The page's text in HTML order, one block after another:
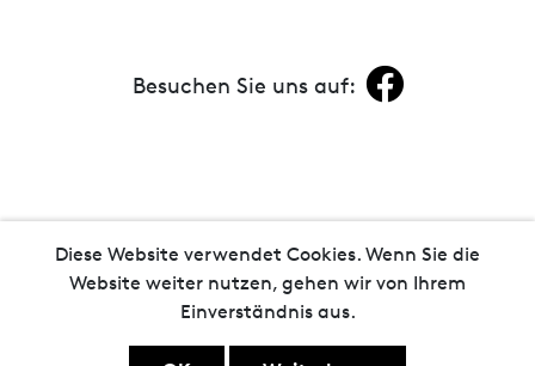
Diese Website verwendet Cookies. Wenn Sie die
Website weiter nutzen, gehen wir von Ihrem
Einverständnis aus.
Besuchen Sie uns auf:
Datenschutz·Kontakt